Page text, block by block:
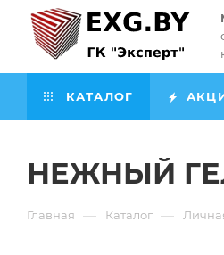
КАТАЛОГ
НЕЖНЫЙ
Главная — Каталог —